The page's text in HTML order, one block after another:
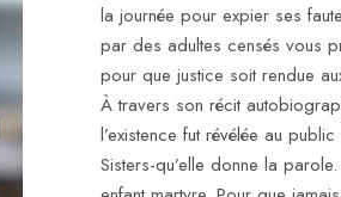
la journée pour expier ses
par des adultes censés vous
pour que justice soit rendue
À travers son récit
l’existence fut révélée au
Sisters-qu’elle donne la